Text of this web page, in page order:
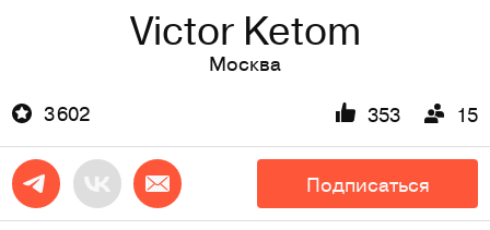
Victor Ketom
Москва
3 602
353 15
Подписаться